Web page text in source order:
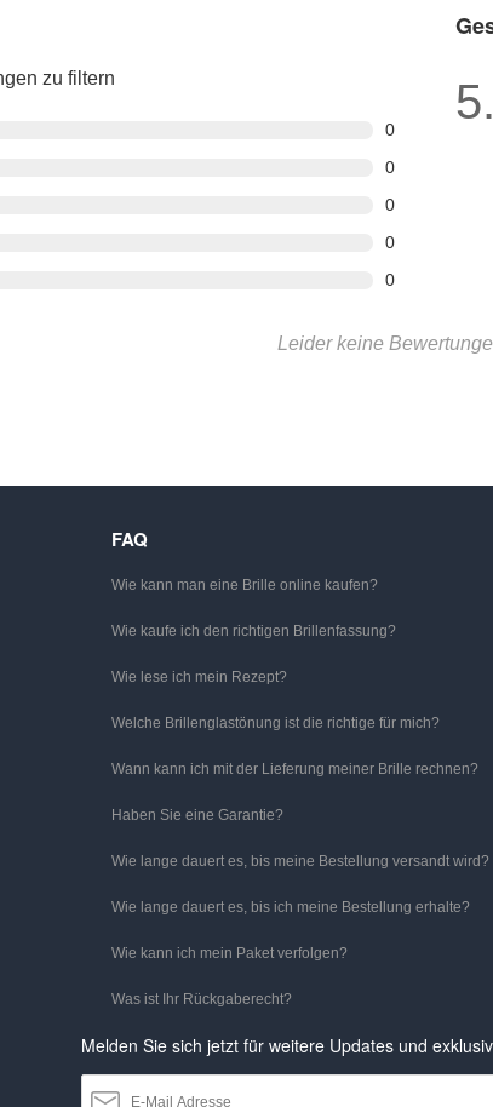
zu filtern
0
0
0
0
0
Leider keine
FAQ
Wie kann man eine Brille online kaufen?
Wie kaufe ich den richtigen Brillenfassung?
Wie lese ich mein Rezept?
Welche Brillenglastönung ist die richtige für mich?
Wann kann ich mit der Lieferung meiner Brille rechnen?
Haben Sie eine Garantie?
Wie lange dauert es, bis meine Bestellung versandt wird?
Wie lange dauert es, bis ich meine Bestellung erhalte?
Wie kann ich mein Paket verfolgen?
Was ist Ihr Rückgaberecht?
Melden Sie sich jetzt für weitere Updates und